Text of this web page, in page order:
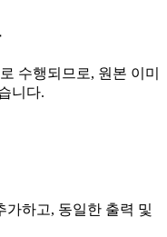
수행되므로, 원본 이미
니다.
가하고, 동일한 출력 및